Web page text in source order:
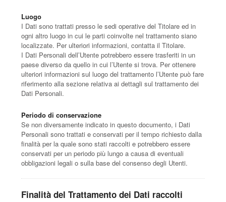
Luogo
I Dati sono trattati presso le sedi operative del Titolare ed in
ogni altro luogo in cui le parti coinvolte nel trattamento siano
localizzate. Per ulteriori informazioni, contatta il Titolare.
I Dati Personali dell’Utente potrebbero essere trasferiti in un
paese diverso da quello in cui l’Utente si trova. Per ottenere
ulteriori informazioni sul luogo del trattamento l’Utente può fare
riferimento alla sezione relativa ai dettagli sul trattamento dei
Dati Personali.
Periodo di conservazione
Se non diversamente indicato in questo documento, i Dati
Personali sono trattati e conservati per il tempo richiesto dalla
finalità per la quale sono stati raccolti e potrebbero essere
conservati per un periodo più lungo a causa di eventuali
obbligazioni legali o sulla base del consenso degli Utenti.
Finalità del Trattamento dei Dati raccolti